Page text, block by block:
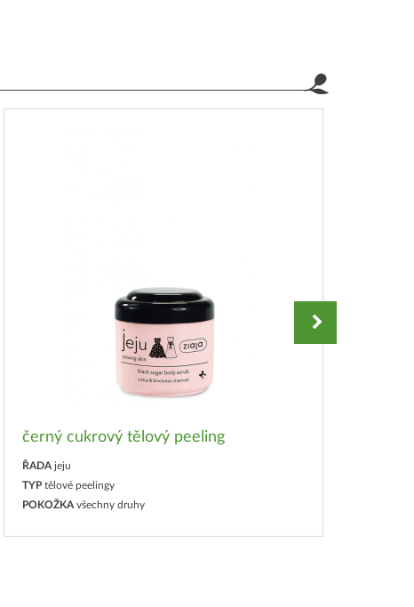
černý cukrový tělový peeling
ŘADA jeju
TYP tělové peelingy
POKOŽKA všechny druhy